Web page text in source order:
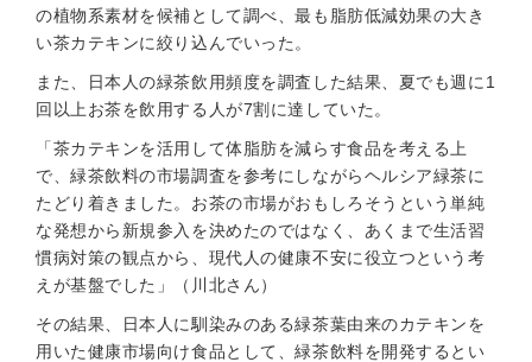
の植物系素材を候補として調べ、最も脂肪低減効果の大き
い茶カテキンに絞り込んでいった。
また、日本人の緑茶飲用頻度を調査した結果、夏でも週に1
回以上お茶を飲用する人が7割に達していた。
「茶カテキンを活用して体脂肪を減らす食品を考える上
で、緑茶飲料の市場調査を参考にしながらヘルシア緑茶に
たどり着きました。お茶の市場がおもしろそうという単純
な発想から新規参入を決めたのではなく、あくまで生活習
慣病対策の観点から、現代人の健康不安に役立つという考
えが基盤でした」（川北さん）
その結果、日本人に馴染みのある緑茶葉由来のカテキンを
用いた健康市場向け食品として、緑茶飲料を開発するとい